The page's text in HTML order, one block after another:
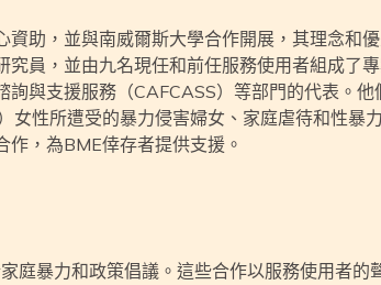
助，並與南威爾斯大學合作開展，其理念和
員，並由九名現任和前任服務使用者組成了
與支援服務（CAFCASS）等部門的代表。
女性所遭受的暴力侵害婦女、家庭虐待和性暴
，為BME倖存者提供支援。
庭暴力和政策倡議。這些合作以服務使用者的